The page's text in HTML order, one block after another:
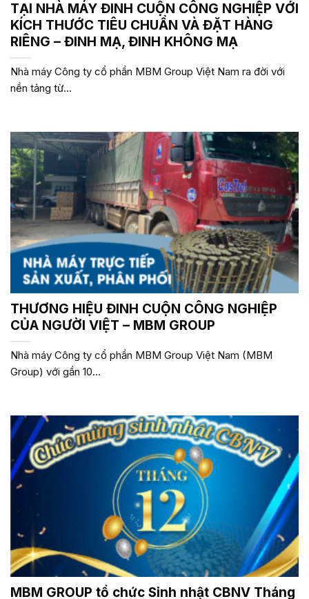
TẠI NHÀ MÁY ĐINH CUỘN CÔNG NGHIỆP VỚI
KÍCH THƯỚC TIÊU CHUẨN VÀ ĐẶT HÀNG
RIÊNG – ĐINH MẠ, ĐINH KHÔNG MẠ
Nhà máy Công ty cổ phần MBM Group Việt Nam ra đời với
nền tảng từ...
THƯƠNG HIỆU ĐINH CUỘN CÔNG NGHIỆP
CỦA NGƯỜI VIỆT – MBM GROUP
Nhà máy Công ty cổ phần MBM Group Việt Nam (MBM
Group) với gần 10...
MBM GROUP tổ chức Sinh nhật CBNV Tháng